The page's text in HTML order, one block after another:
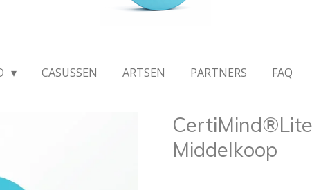
CASUSSEN ARTSEN PARTNERS FAQ
Middelkoop